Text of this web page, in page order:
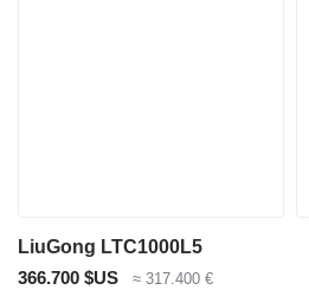
LiuGong LTC1000L5
366.700 $US
≈ 317.400 €